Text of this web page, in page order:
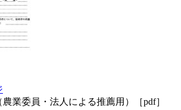
農業委員・法人による推薦用）［pdf］